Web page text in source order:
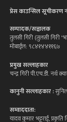
प्रेस काउन्सिल सूचीकरण
सम्पादक/सञ्चालक
तुलसी गिरी (तुलसी गिरी
मोबाईल: ९८४१४४११६७
प्रमुख सल्लाहकार
चन्द्र गिरी पी.एच.डी. नर्थ
कानुनी सल्लाहकार :
सम्वाददाता:
यादव कुमार भट्टराई, प्रकृति